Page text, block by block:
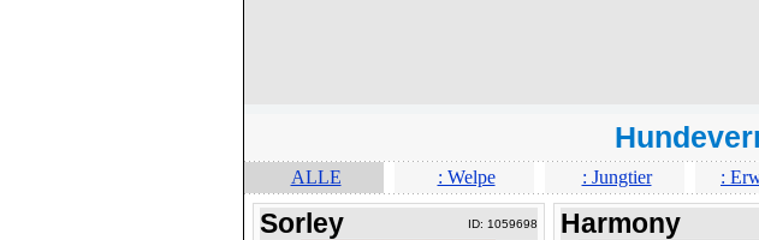
ALLE
: Welpe : Jungtier :
Sorley ID: 1059698 Harmony